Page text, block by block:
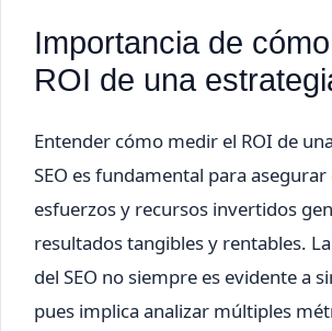
Importancia de
ROI de una
Entender cómo medir el ROI de
SEO es fundamental para asegurar
esfuerzos y recursos invertidos
resultados tangibles y rentables.
del SEO no siempre es evidente a
pues implica analizar múltiples